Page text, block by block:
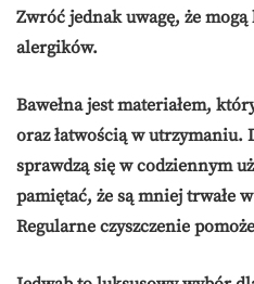
Zwróć jednak uwagę, że
alergików.
Bawełnajest materiałem,
oraz łatwością w utrzymaniu.
sprawdzą się w codziennym
pamiętać, że są mniej trwałe
Regularne czyszczenie